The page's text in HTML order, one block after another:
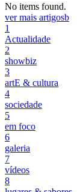
No items found.
ver mais artigosb
1
Actualidade
2
showbiz
3
artE & cultura
4
sociedade
5
em foco
6
galeria
7
vídeos
8